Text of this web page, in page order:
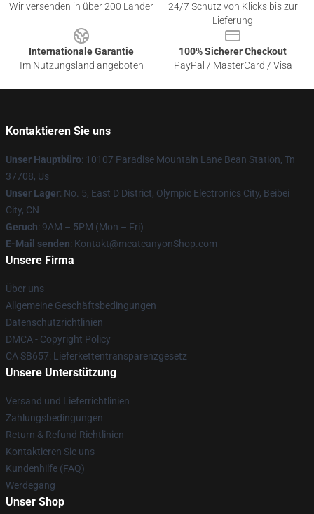
Wir versenden in über 200 Länder
24/7 Schutz von Klicks bis zur
Lieferung
Internationale Garantie
Im Nutzungsland angeboten
100% Sicherer Checkout
PayPal / MasterCard / Visa
Kontaktieren Sie uns
Unser Hauptbüro: 10107 Paradise Mountain Lane Bean Station, Tn
37708, Us
Unser Lager: No. 5, East D District, Olympic Electronics City, Beibei
City, CN
Geruch: 9AM – 5PM (Mon – Fri)
E-Mail senden: Kontakt@meatcanyonShop.com
Unsere Firma
Über uns
Allgemeine Geschäftsbedingungen
Datenschutzrichtlinien
DMCA - Copyright Policy
CA SB657: Lieferkettentransparenzgesetz
Unsere Unterstützung
Versand und Lieferrichtlinien
Zahlungsbedingungen
Return & Refund Richtlinien
Kontaktieren Sie uns
Kundenhilfe (FAQ)
Werdegang
Unser Shop